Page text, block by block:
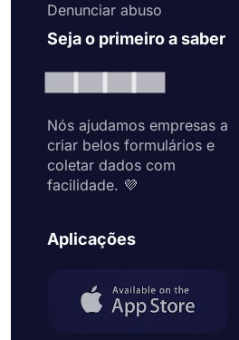
Denunciar abuso
Seja o primeiro a saber
Nós ajudamos empresas a
criar belos formulários e
coletar dados com
facilidade. 💜
Aplicações